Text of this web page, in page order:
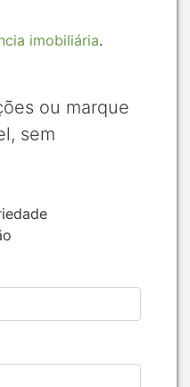
imobiliária.
ou marque
sem